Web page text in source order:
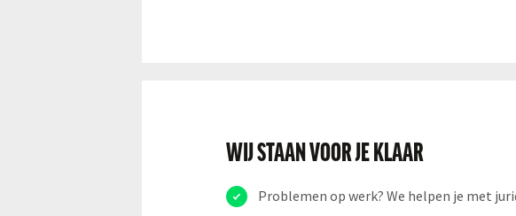
WIJ STAAN VOOR JE KLAAR
Problemen op werk? We helpen je met